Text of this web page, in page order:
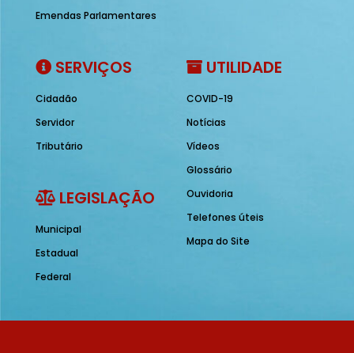
Emendas Parlamentares
SERVIÇOS
Cidadão
Servidor
Tributário
LEGISLAÇÃO
Municipal
Estadual
Federal
UTILIDADE
COVID-19
Notícias
Vídeos
Glossário
Ouvidoria
Telefones úteis
Mapa do Site